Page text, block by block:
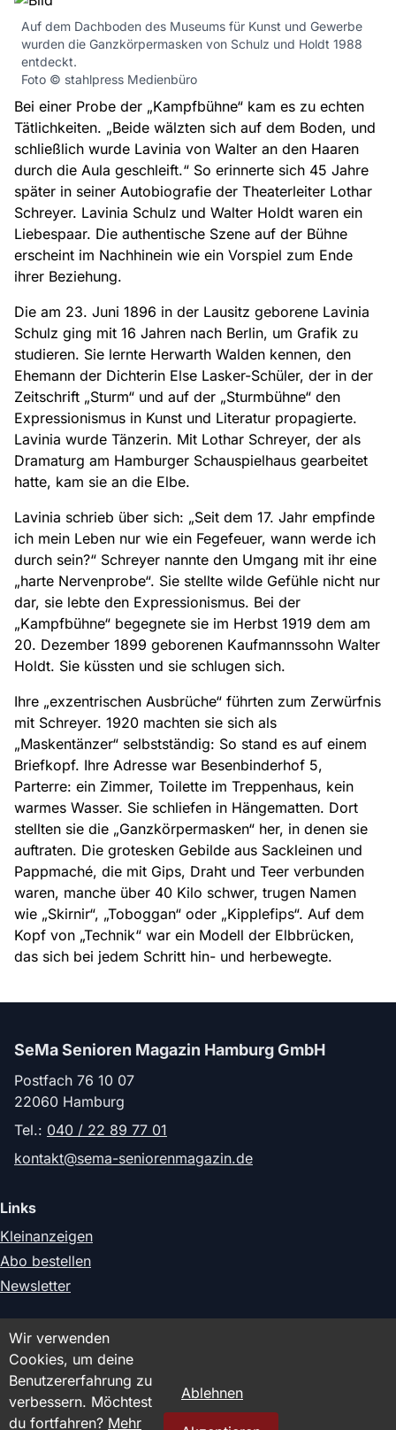
Auf dem Dachboden des Museums für Kunst und Gewerbe
wurden die Ganzkörpermasken von Schulz und Holdt 1988
entdeckt.
Foto © stahlpress Medienbüro
Bei einer Probe der „Kampfbühne“ kam es zu echten
Tätlichkeiten. „Beide wälzten sich auf dem Boden, und
schließlich wurde Lavinia von Walter an den Haaren
durch die Aula geschleift.“ So erinnerte sich 45 Jahre
später in seiner Autobiografie der Theaterleiter Lothar
Schreyer. Lavinia Schulz und Walter Holdt waren ein
Liebespaar. Die authentische Szene auf der Bühne
erscheint im Nachhinein wie ein Vorspiel zum Ende
ihrer Beziehung.
Die am 23. Juni 1896 in der Lausitz geborene Lavinia
Schulz ging mit 16 Jahren nach Berlin, um Grafik zu
studieren. Sie lernte Herwarth Walden kennen, den
Ehemann der Dichterin Else Lasker-Schüler, der in der
Zeitschrift „Sturm“ und auf der „Sturmbühne“ den
Expressionismus in Kunst und Literatur propagierte.
Lavinia wurde Tänzerin. Mit Lothar Schreyer, der als
Dramaturg am Hamburger Schauspielhaus gearbeitet
hatte, kam sie an die Elbe.
Lavinia schrieb über sich: „Seit dem 17. Jahr empfinde
ich mein Leben nur wie ein Fegefeuer, wann werde ich
durch sein?“ Schreyer nannte den Umgang mit ihr eine
„harte Nervenprobe“. Sie stellte wilde Gefühle nicht nur
dar, sie lebte den Expressionismus. Bei der
„Kampfbühne“ begegnete sie im Herbst 1919 dem am
20. Dezember 1899 geborenen Kaufmannssohn Walter
Holdt. Sie küssten und sie schlugen sich.
Ihre „exzentrischen Ausbrüche“ führten zum Zerwürfnis
mit Schreyer. 1920 machten sie sich als
„Maskentänzer“ selbstständig: So stand es auf einem
Briefkopf. Ihre Adresse war Besenbinderhof 5,
Parterre: ein Zimmer, Toilette im Treppenhaus, kein
warmes Wasser. Sie schliefen in Hängematten. Dort
stellten sie die „Ganzkörpermasken“ her, in denen sie
auftraten. Die grotesken Gebilde aus Sackleinen und
Pappmaché, die mit Gips, Draht und Teer verbunden
waren, manche über 40 Kilo schwer, trugen Namen
wie „Skirnir“, „Toboggan“ oder „Kipplefips“. Auf dem
Kopf von „Technik“ war ein Modell der Elbbrücken,
das sich bei jedem Schritt hin- und herbewegte.
SeMa Senioren Magazin Hamburg GmbH
Postfach 76 10 07
22060 Hamburg
Tel.: 040 / 22 89 77 01
kontakt@sema-seniorenmagazin.de
Links
Kleinanzeigen
Abo bestellen
Newsletter
Rechtliches
Impressum
Datenschutz
Wir verwenden
Cookies, um deine
Benutzererfahrung zu
verbessern. Möchtest
du fortfahren? Mehr
Ablehnen